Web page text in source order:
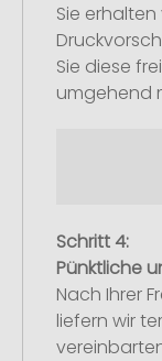
Sie
Sie diese
umgehend
Schritt 4:
Pünktliche
Nach Ihrer
liefern wir